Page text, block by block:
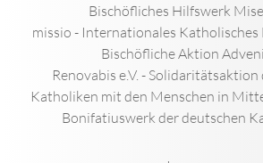
Bischöfliches Hilfswerk
missio - Internationales Katholisches
Bischöfliche Aktion
Renovabis e.V. -
Katholiken mit den Menschen in
Bonifatiuswerk der deutschen